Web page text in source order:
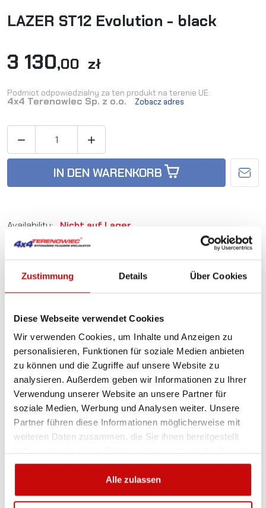
Zustimmung Details Über Cookies
Diese Webseite verwendet Cookies
Wir verwenden Cookies, um Inhalte und Anzeigen zu
personalisieren, Funktionen für soziale Medien anbieten
zu können und die Zugriffe auf unsere Website zu
analysieren. Außerdem geben wir Informationen zu Ihrer
Verwendung unserer Website an unsere Partner für
soziale Medien, Werbung und Analysen weiter. Unsere
Partner führen diese Informationen möglicherweise mit
weiteren Daten zusammen, die Sie ihnen bereitgestellt
gesammelt haben.
Alle zulassen
LAZER ST12 Evolution - black
3 130,00 zł
Podmiot odpowiedzialny za ten produkt na terenie UE:
4x4 Terenowiec Sp. z o.o. Zobacz adres
 
IN DEN WARENKORB
Availability: Nicht auf Lager
am besten geeignet ist? Rufen Sie uns an,
wir beraten Sie gern.
phone+48 12 266 27 54
Lieferrichtlinie
Rückgabebestimmungen
Datenschutzrichtlinie